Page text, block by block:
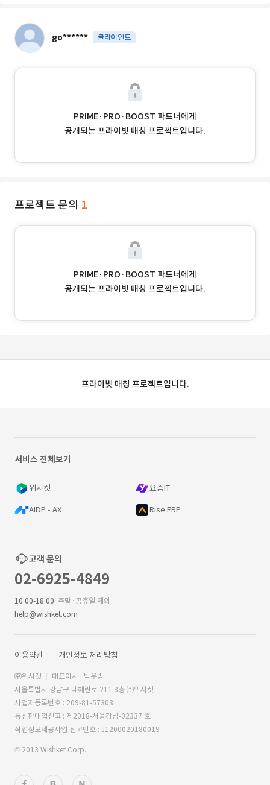
go****** 클라이언트
PRIME·PRO·BOOST 파트너에게
공개되는 프라이빗 매칭 프로젝트입니다.
프로젝트 문의 1
PRIME·PRO·BOOST 파트너에게
공개되는 프라이빗 매칭 프로젝트입니다.
프라이빗 매칭 프로젝트입니다.
서비스 전체보기
위시켓 요즘IT
AIDP - AX Rise ERP
고객 문의
02-6925-4849
10:00-18:00 주말·공휴일 제외
help@wishket.com
이용약관 개인정보 처리방침
㈜위시켓
대표이사 : 박우범
서울특별시 강남구 테헤란로 211 3층 ㈜위시켓
사업자등록번호 : 209-81-57303
통신판매업신고 : 제2018-서울강남-02337 호
직업정보제공사업 신고번호 : J1200020180019
© 2013 Wishket Corp.